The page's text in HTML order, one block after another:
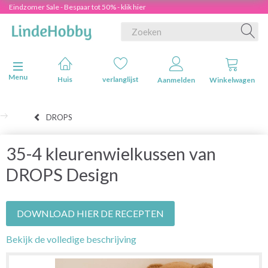
Eindzomer Sale - Bespaar tot 50% - klik hier
Navigatie in-/uitschakelen
Menu
Huis verlanglijst Aanmelden Winkelwagen
DROPS
35-4 kleurenwielkussen van
DROPS Design
DOWNLOAD HIER DE RECEPTEN
Bekijk de volledige beschrijving